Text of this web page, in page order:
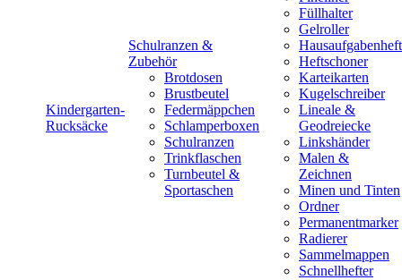
Kindergarten-
Rucksäcke
Schulranzen &
Zubehör
Brotdosen
Brustbeutel
Federmäppchen
Schlamperboxen
Schulranzen
Trinkflaschen
Turnbeutel &
Sportaschen
Füllhalter
Gelroller
Hausaufgabenheft
Heftschoner
Karteikarten
Kugelschreiber
Lineale &
Geodreiecke
Linkshänder
Malen &
Zeichnen
Minen und Tinten
Ordner
Permanentmarker
Radierer
Sammelmappen
Schnellhefter